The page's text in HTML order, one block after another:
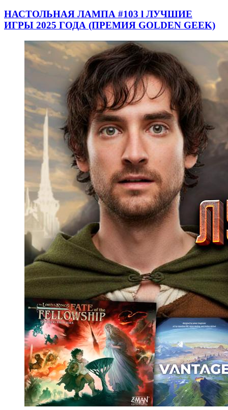
НАСТОЛЬНАЯ ЛАМПА #103 l ЛУЧШИЕ
ИГРЫ 2025 ГОДА (ПРЕМИЯ GOLDEN GEEK)